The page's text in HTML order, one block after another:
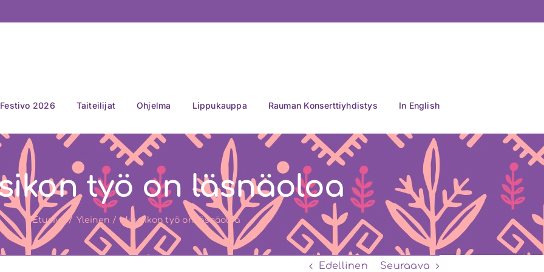
Festivo 2026 Taiteilijat Ohjelma Lippukauppa Rauman Konserttiyhdistys In English
työ on läsnäoloa
Etusivu Yleinen Muusikon työ on läsnäoloa
Edellinen Seuraava